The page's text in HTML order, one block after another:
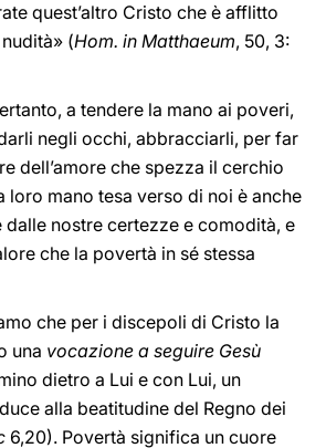
quest’altro Cristo che è afflitto
(Hom. in Matthaeum, 50, 3:
a tendere la mano ai poveri,
negli occhi, abbracciarli, per far
dell’amore che spezza il cerchio
loro mano tesa verso di noi è anche
dalle nostre certezze e comodità, e
che la povertà in sé stessa
che per i discepoli di Cristo la
una vocazione a seguire Gesù
dietro a Lui e con Lui, un
alla beatitudine del Regno dei
6,20). Povertà significa un cuore